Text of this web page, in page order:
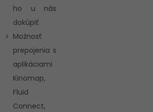
ho u nás
dokúpiť
Možnosť
prepojenia s
aplikáciami
Kinomap,
Fluid
Connect,